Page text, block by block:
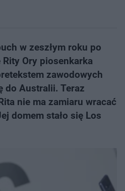
w zeszłym roku po
Ory piosenkarka
zawodowych
do Australii. Teraz
nie ma zamiaru wracać
domem stało się Los